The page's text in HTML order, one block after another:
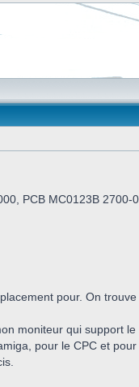
PCB MC0123B 2700-
pour. On
moniteur qui support le
pour le CPC et pour